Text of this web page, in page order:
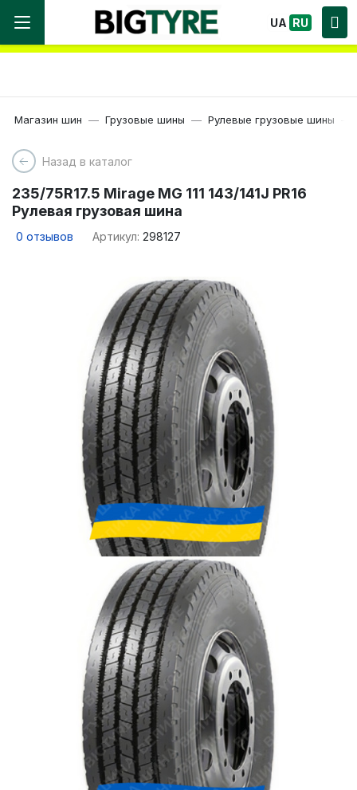
Мы работаем! Большой выбор Шин, быстрая
доставка по Украине!
UA RU
Магазин шин Грузовые шины Рулевые грузовые шины
Назад в каталог
235/75R17.5 Mirage MG 111 143/141J PR16
Рулевая грузовая шина
0 отзывов Артикул: 298127